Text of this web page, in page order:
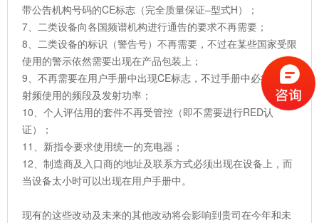
带公告机构号码的CE标志（完全质量保证–型式H）；
7、二类设备向各国频谱机构进行通告的要求不再需要；
8、二类设备的标识（警告号）不再需要，不过在某些国家受限
使用的警示依然需要出现在产品包装上；
9、不再需要在用户手册中出现CE标志，不过手册中必须注明
射频使用的频段及发射功率；
10、个人评估用的套件不再受管控（即不需要进行RED认
证）；
11、新指令要求使用统一的充电器；
12、制造商及入口商的地址及联系方式必须出现在设备上，而
当设备太小时可以出现在用户手册中。
现有的这些改动及未来的其他改动将会影响到贵司在今年和未